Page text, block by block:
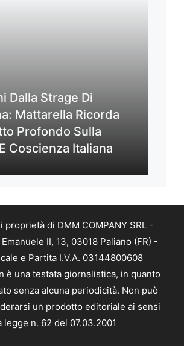
Dalla Strage Di
Mattarella Ricorda
Profondo Sulla
Coscienza Italiana
proprietà di DMM COMPANY SRL -
II, 13, 03018 Paliano (FR) -
e Partita I.V.A. 03144800608
è una testata giornalistica, in quanto
senza alcuna periodicità. Non può
un prodotto editoriale ai sensi
legge n. 62 del 07.03.2001